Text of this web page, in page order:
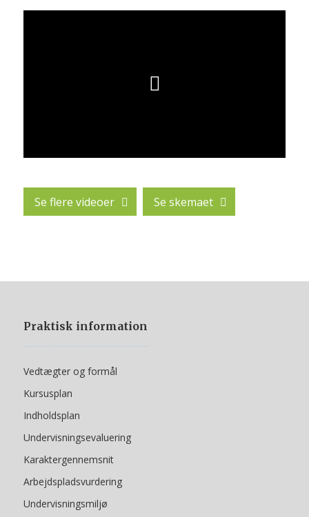
Se flere videoer Se skemaet
Praktisk information
Vedtægter og formål
Kursusplan
Indholdsplan
Undervisningsevaluering
Karaktergennemsnit
Arbejdspladsvurdering
Undervisningsmiljø